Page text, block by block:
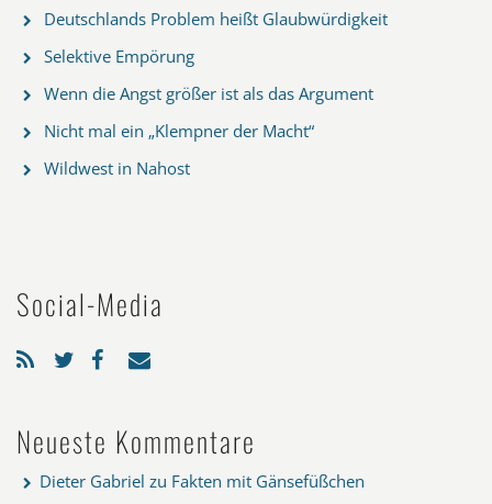
Deutschlands Problem heißt Glaubwürdigkeit
Selektive Empörung
Wenn die Angst größer ist als das Argument
Nicht mal ein „Klempner der Macht“
Wildwest in Nahost
Social-Media
Neueste Kommentare
Dieter Gabriel zu Fakten mit Gänsefüßchen